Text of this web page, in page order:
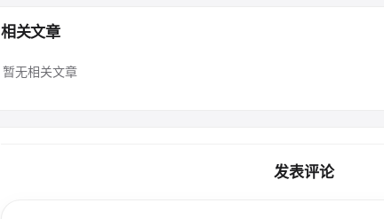
相关文章
暂无相关文章
发表评论